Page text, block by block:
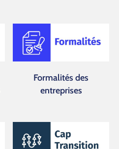
Formalités des
entreprises